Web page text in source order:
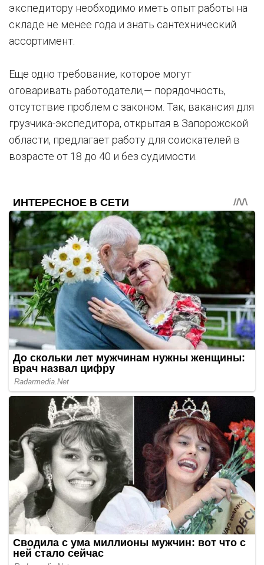
экспедитору необходимо иметь опыт работы на
складе не менее года и знать сантехнический
ассортимент.
Еще одно требование, которое могут
оговаривать работодатели,— порядочность,
отсутствие проблем с законом. Так, вакансия для
грузчика-экспедитора, открытая в Запорожской
области, предлагает работу для соискателей в
возрасте от 18 до 40 и без судимости.